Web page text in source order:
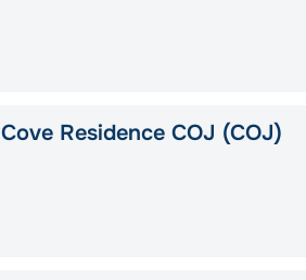
Cove Residence COJ (COJ)